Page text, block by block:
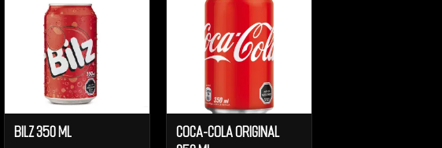
Bilz 350 ml
Coca-Cola Original